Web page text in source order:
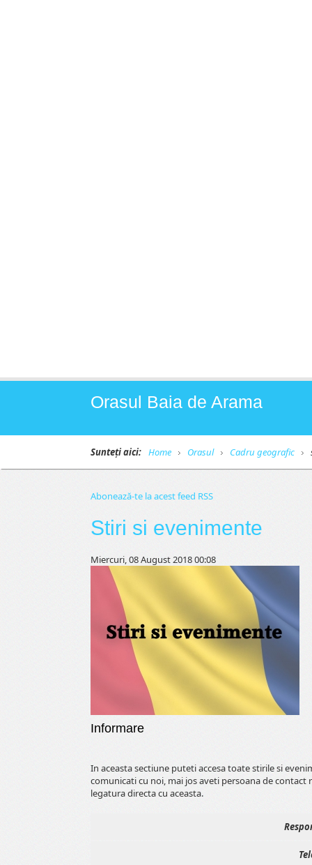
Orasul Baia de Arama
Sunteți aici: Home Orasul Cadru geografic
Abonează-te la acest feed RSS
Stiri si evenimente
Miercuri, 08 August 2018 00:08
Informare
In aceasta sectiune puteti accesa toate stirile si
comunicati cu noi, mai jos aveti persoana de
legatura directa cu aceasta.